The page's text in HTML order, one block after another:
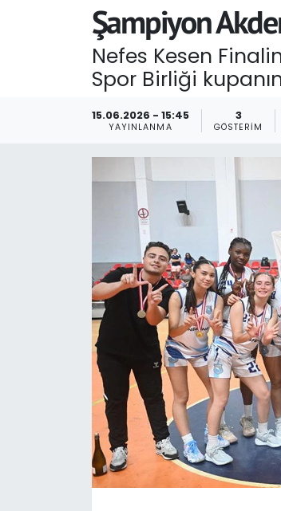
Şampiyon
Nefes Kesen
Spor Birliği
15.06.2026 - 15:45
YAYINLANMA
3
GÖSTERIM
Foto Galeri
KKTC YEREL SEÇİM 2018
Kültür Sanat
Magazin
Nöbetçi Eczaneler
Otomobil Dünyası
Politika
Haber Arşivi